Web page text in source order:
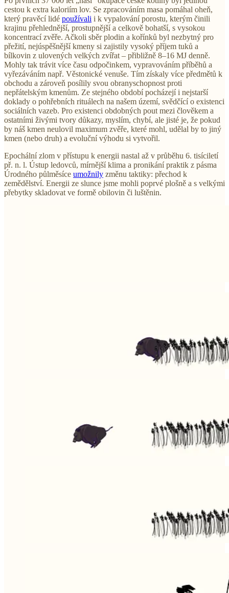
cestou k extra kaloriím lov. Se zpracováním masa pomáhal oheň,
který pravěcí lidé používali i k vypalování porostu, kterým činili
krajinu přehlednější, prostupnější a celkově bohatší, s vysokou
koncentrací zvěře. Ačkoli sběr plodin a kořínků byl nezbytný pro
přežití, nejúspěšnější kmeny si zajistily vysoký příjem tuků a
bílkovin z ulovených velkých zvířat – přibližně 8–16 MJ denně.
Mohly tak trávit více času odpočinkem, vypravováním příběhů a
vyřezáváním např. Věstonické venuše. Tím získaly více předmětů k
obchodu a zároveň posílily svou obranyschopnost proti
nepřátelským kmenům. Ze stejného období pocházejí i nejstarší
doklady o pohřebních rituálech na našem území, svědčící o existenci
sociálních vazeb. Pro existenci obdobných pout mezi člověkem a
ostatními živými tvory důkazy, myslím, chybí, ale jisté je, že pokud
by náš kmen neulovil maximum zvěře, které mohl, udělal by to jiný
kmen (nebo druh) a evoluční výhodu si vytvořil.
Epochální zlom v přístupu k energii nastal až v průběhu 6. tisíciletí
př. n. l. Ústup ledovců, mírnější klima a pronikání praktik z pásma
Úrodného půlměsíce umožnily změnu taktiky: přechod k
zemědělství. Energii ze slunce jsme mohli poprvé plošně a s velkými
přebytky skladovat ve formě obilovin či luštěnin.